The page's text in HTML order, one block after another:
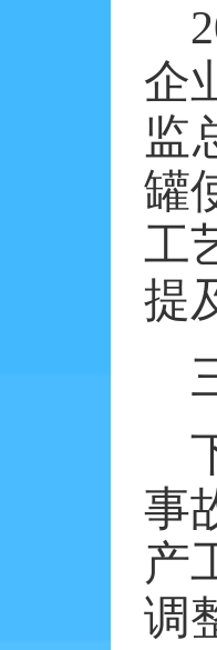
企
监
罐
工
提
事
产
调